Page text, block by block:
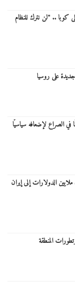
.. "لن نترك للنظام
على روسيا
في الصراع لإضعافه سياسيًا
الدولارات إلى إيران
المنطقة